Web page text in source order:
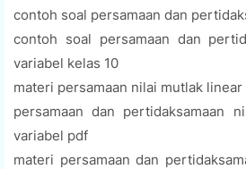
contoh soal persamaan dan
contoh soal persamaan dan
variabel kelas 10
materi persamaan nilai mutlak
persamaan dan pertidaksamaan
variabel pdf
materi persamaan dan